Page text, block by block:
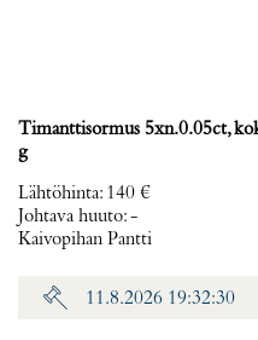
Timanttisormus 5xn.0.05ct,
g
Lähtöhinta: 140 €
Johtava huuto:-
Kaivopihan Pantti
11.8.2026 19:32:30